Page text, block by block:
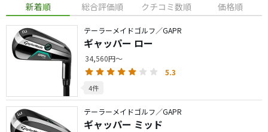
新着順 総合評価順 クチコミ数順 価格順
テーラーメイドゴルフ／GAPR
ギャッパー ロー
34,560円～
5.3
4件
テーラーメイドゴルフ／GAPR
ギャッパー ミッド